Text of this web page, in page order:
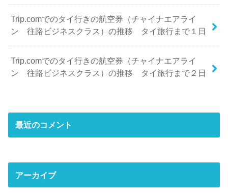
Trip.comでのタイ行きの航空券（チャイナエアライ
ン 往路ビジネスクラス）の推移 タイ旅行まで１日
Trip.comでのタイ行きの航空券（チャイナエアライ
ン 往路ビジネスクラス）の推移 タイ旅行まで２日
最近のコメント
アーカイブ